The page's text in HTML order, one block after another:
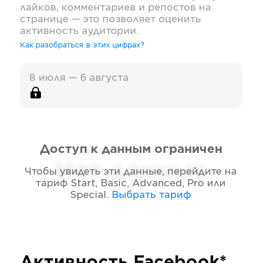
лайков, комментариев и репостов на
странице — это позволяет оценить
активность аудитории.
Как разобраться в этих цифрах?
8 июля — 6 августа
Нет данных
Доступ к данным ограничен
Чтобы увидеть эти данные, перейдите на
тариф Start, Basic, Advanced, Pro или
Special . Выбрать тариф